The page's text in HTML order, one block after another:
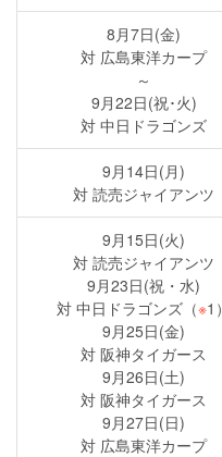
8月7日(金)
対 広島東洋カープ
～
9月22日(祝･火)
対 中日ドラゴンズ
9月14日(月)
対 読売ジャイアンツ
9月15日(火)
対 読売ジャイアンツ
9月23日(祝・水)
対 中日ドラゴンズ（※1）
9月25日(金)
対 阪神タイガース
9月26日(土)
対 阪神タイガース
9月27日(日)
対 広島東洋カープ